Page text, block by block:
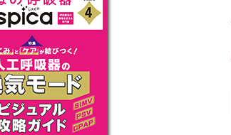
症